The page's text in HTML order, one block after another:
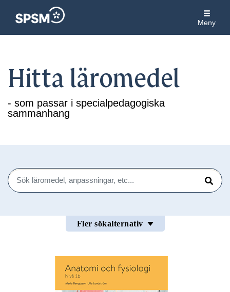
Meny
Hitta läromedel
- som passar i specialpedagogiska
sammanhang
Sök
Sök
Fler sökalternativ